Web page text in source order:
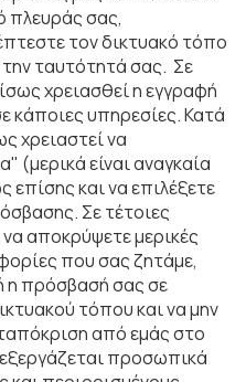
πλευράς σας,
τον δικτυακό τόπο
ταυτότητά σας. Σε
χρειασθεί η εγγραφή
κάποιες υπηρεσίες. Κατά
χρειαστεί να
(μερικά είναι αναγκαία
και να επιλέξετε
Σε τέτοιες
αποκρύψετε μερικές
που σας ζητάμε,
η πρόσβασή σας σε
τόπου και να μην
από εμάς στο
προσωπικά